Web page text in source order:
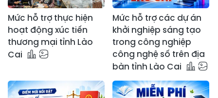
Mức hỗ trợ thực hiện
hoạt động xúc tiến
thương mại tỉnh Lào
Cai
Mức hỗ trợ các dự án
khởi nghiệp sáng tạo
trong công nghiệp
công nghệ số trên địa
bàn tỉnh Lào Cai